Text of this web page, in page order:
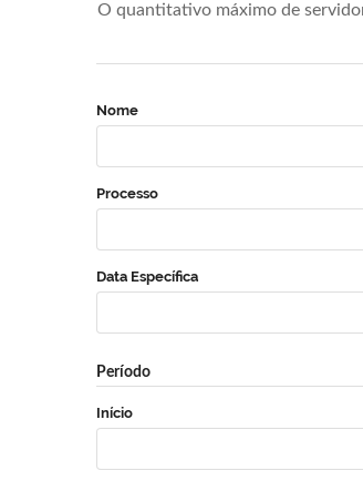
O quantitativo máximo de
Nome
Processo
Data Específica
Período
Início